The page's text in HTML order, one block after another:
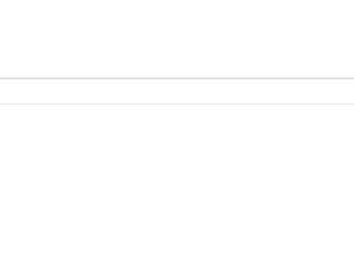
Barral et des commerces, je vous présente ce pavillon
Bien entretenue, elle conviendrait à une famille qui
au RSAC de CASTRES sous le numéro 840 001 432